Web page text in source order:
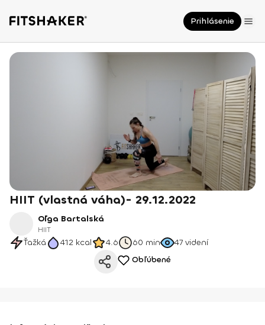
Prihlásenie
HIIT (vlastná váha)- 29.12.2022
Oľga Bartalská
HIIT
Ťažká 412 kcal 4.6 60 min 47 videní
Obľúbené